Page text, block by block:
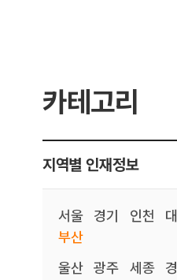
카테고리
지역별 인재정보
서울 경기 인천
부산
울산
광주 세종